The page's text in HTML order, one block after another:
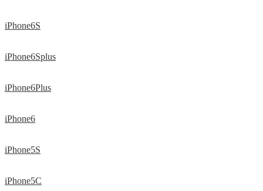
iPhone6S
iPhone6Splus
iPhone6Plus
iPhone6
iPhone5S
iPhone5C